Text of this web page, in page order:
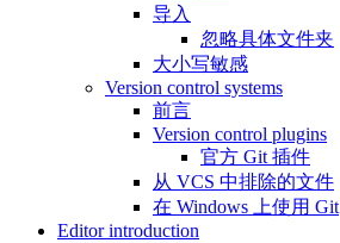
导入
忽略具体文件夹
大小写敏感
Version control systems
前言
Version control plugins
官方 Git 插件
从 VCS 中排除的文件
在 Windows 上使用 Git
Editor introduction